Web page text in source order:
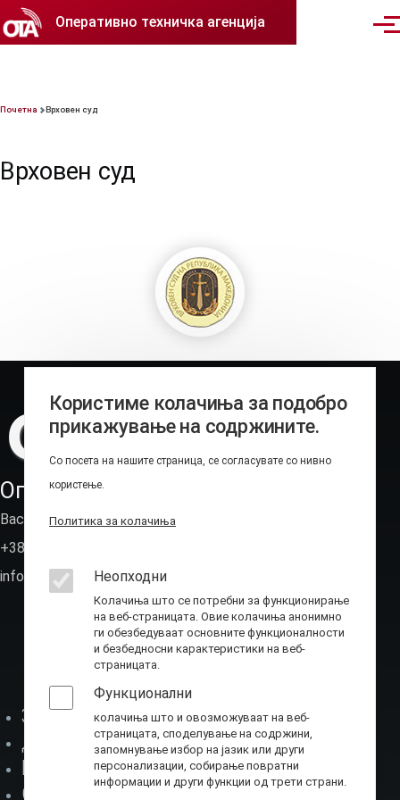
Skip to main content
Оперативно техничка агенција
Breadcrumb
Почетна Врховен суд
Врховен суд
Врховен суд
Оперативно-техничка агенција
Васил Иљоски 6, Скопје (пош.фах 236)
+389 2 310 7582
info@ota.mk
За нас
Директор
Буџет
Соработка
Користиме колачиња за подобро
прикажување на содржините.
Со посета на нашите страница, се согласувате со нивно
користење.
Политика за колачиња
Неопходни
Колачиња што се потребни за функционирање
на веб-страницата. Овие колачиња анонимно
ги обезбедуваат основните функционалности
и безбедносни карактеристики на веб-
страницата.
Функционални
колачиња што и овозможуваат на веб-
страницата, споделување на содржини,
запомнување избор на јазик или други
персонализации, собирање повратни
информации и други функции од трети страни.